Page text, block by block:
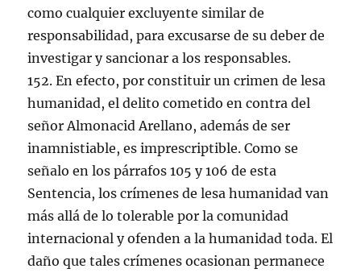
como cualquier excluyente similar de
responsabilidad, para excusarse de su deber de
investigar y sancionar a los responsables.
152. En efecto, por constituir un crimen de lesa
humanidad, el delito cometido en contra del
señor Almonacid Arellano, además de ser
inamnistiable, es imprescriptible. Como se
señalo en los párrafos 105 y 106 de esta
Sentencia, los crímenes de lesa humanidad van
más allá de lo tolerable por la comunidad
internacional y ofenden a la humanidad toda. El
daño que tales crímenes ocasionan permanece